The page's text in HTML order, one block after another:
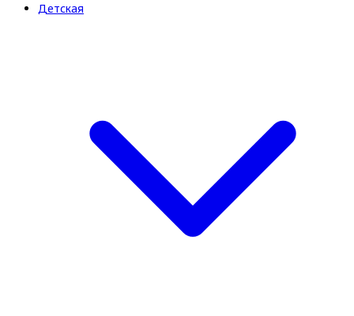
Детская